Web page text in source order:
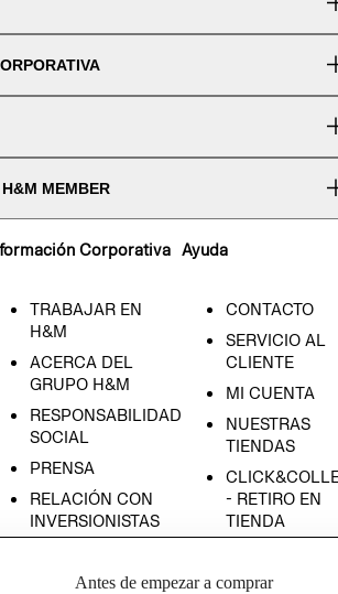
MEMBER
Corporativa
TRABAJAR EN
H&M
ACERCA DEL
GRUPO H&M
RESPONSABILIDAD
SOCIAL
PRENSA
RELACIÓN CON
INVERSIONISTAS
EMPRESARIAL
Ayuda
CONTACTO
SERVICIO AL
CLIENTE
MI CUENTA
NUESTRAS
TIENDAS
- RETIRO EN
TIENDA
Antes de empezar a comprar